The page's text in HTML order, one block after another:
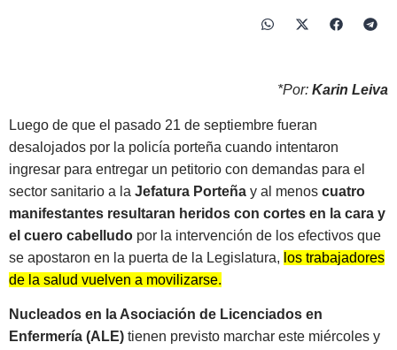
*Por: Karin Leiva
Luego de que el pasado 21 de septiembre fueran
desalojados por la policía porteña cuando intentaron
ingresar para entregar un petitorio con demandas para el
sector sanitario a la Jefatura Porteña y al menos cuatro
manifestantes resultaran heridos con cortes en la cara y
el cuero cabelludo por la intervención de los efectivos que
se apostaron en la puerta de la Legislatura, los trabajadores
de la salud vuelven a movilizarse.
Nucleados en la Asociación de Licenciados en
Enfermería (ALE) tienen previsto marchar este miércoles y